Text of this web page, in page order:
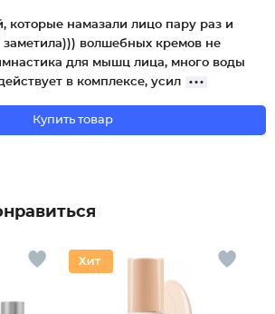
которые намазали лицо пару раз и
волшебных кремов не
для мышц лица, много воды
в комплексе, усил
Купить товар